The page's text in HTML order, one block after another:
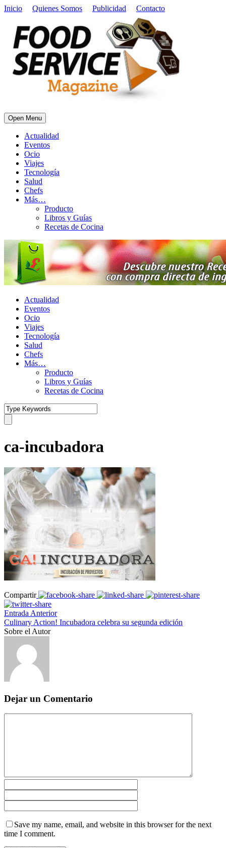
Inicio Quienes Somos Publicidad Contacto
Open Menu
Actualidad
Eventos
Ocio
Viajes
Tecnología
Salud
Chefs
Más…
Producto
Libros y Guías
Recetas de Cocina
Actualidad
Eventos
Ocio
Viajes
Tecnología
Salud
Chefs
Más…
Producto
Libros y Guías
Recetas de Cocina
ca-incubadora
Compartir
Entrada Anterior
Culinary Action! Incubadora celebra su segunda edición
Sobre el Autor
Dejar un Comentario
Save my name, email, and website in this browser for the next
time I comment.